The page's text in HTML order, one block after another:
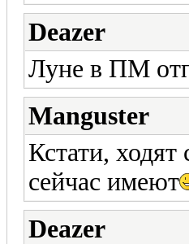
Deazer
Луне в ПМ
Manguster
Кстати, ходят
сейчас имеют
Deazer